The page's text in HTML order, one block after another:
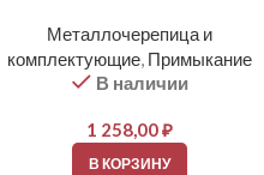
Металлочерепица и
комплектующие, Примыкание
В наличии
1 258,00₽
В КОРЗИНУ